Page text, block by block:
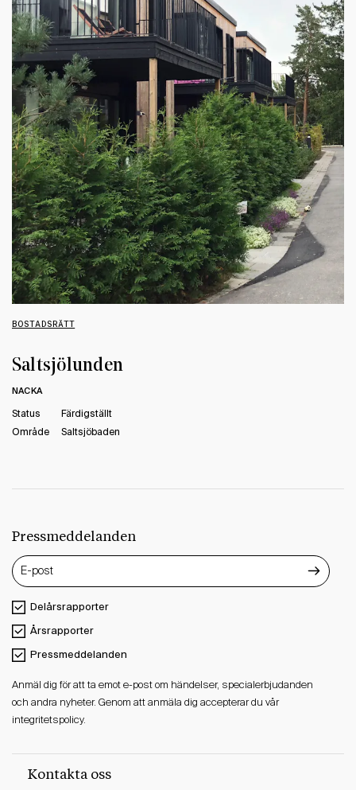
BOSTADSRÄTT
Saltsjölunden
NACKA
Status
Färdigställt
Område
Saltsjöbaden
Pressmeddelanden
Delårsrapporter
Årsrapporter
Pressmeddelanden
Anmäl dig för att ta emot e-post om händelser, specialerbjudanden
och andra nyheter. Genom att anmäla dig accepterar du vår
integritetspolicy.
Kontakta oss